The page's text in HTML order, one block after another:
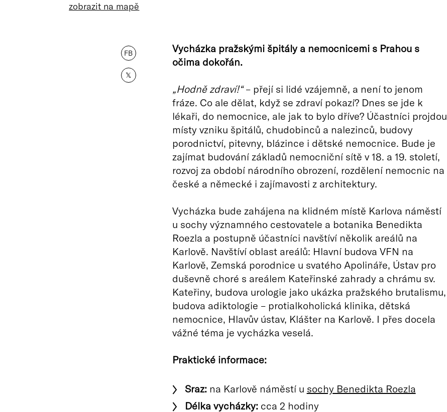
zobrazit na mapě
FB
𝕏
Vycházka pražskými špitály a nemocnicemi s Prahou s
očima dokořán.
„Hodně zdraví!“– přejí si lidé vzájemně, a není to jenom
fráze. Co ale dělat, když se zdraví pokazí? Dnes se jde k
lékaři, do nemocnice, ale jak to bylo dříve? Účastníci projdou
místy vzniku špitálů, chudobinců a nalezinců, budovy
porodnictví, pitevny, blázince i dětské nemocnice. Bude je
zajímat budování základů nemocniční sítě v 18. a 19. století,
rozvoj za období národního obrození, rozdělení nemocnic na
české a německé i zajímavosti z architektury.
Vycházka bude zahájena na klidném místě Karlova náměstí
u sochy významného cestovatele a botanika Benedikta
Roezla a postupně účastníci navštíví několik areálů na
Karlově. Navštíví oblast areálů: Hlavní budova VFN na
Karlově, Zemská porodnice u svatého Apolináře, Ústav pro
duševně choré s areálem Kateřinské zahrady a chrámu sv.
Kateřiny, budova urologie jako ukázka pražského brutalismu,
budova adiktologie – protialkoholická klinika, dětská
nemocnice, Hlavův ústav, Klášter na Karlově. I přes docela
vážné téma je vycházka veselá.
Praktické informace:
Sraz:na Karlově náměstí u sochy Benedikta Roezla
Délka vycházky:cca 2 hodiny